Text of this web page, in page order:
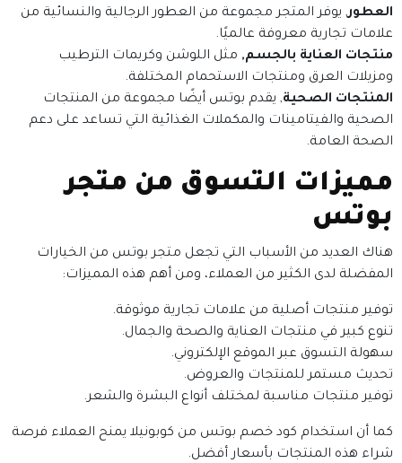
العطور, يوفر المتجر مجموعة من العطور الرجالية والنسائية من
علامات تجارية معروفة عالميًا.
منتجات العناية بالجسم, مثل اللوشن وكريمات الترطيب
ومزيلات العرق ومنتجات الاستحمام المختلفة.
المنتجات الصحية, يقدم بوتس أيضًا مجموعة من المنتجات
الصحية والفيتامينات والمكملات الغذائية التي تساعد على دعم
الصحة العامة.
مميزات التسوق من متجر
بوتس
هناك العديد من الأسباب التي تجعل متجر بوتس من الخيارات
المفضلة لدى الكثير من العملاء، ومن أهم هذه المميزات:
توفير منتجات أصلية من علامات تجارية موثوقة.
تنوع كبير في منتجات العناية والصحة والجمال.
سهولة التسوق عبر الموقع الإلكتروني.
تحديث مستمر للمنتجات والعروض.
توفير منتجات مناسبة لمختلف أنواع البشرة والشعر.
كما أن استخدام كود خصم بوتس من كوبونيلا يمنح العملاء فرصة
شراء هذه المنتجات بأسعار أفضل.